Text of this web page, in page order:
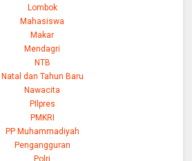
Lombok
Mahasiswa
Makar
Mendagri
NTB
Natal dan Tahun Baru
Nawacita
PIlpres
PMKRI
PP Muhammadiyah
Pengangguran